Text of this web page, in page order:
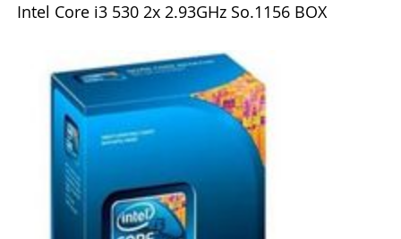
Intel Core i3 530 2x 2.93GHz So.1156 BOX